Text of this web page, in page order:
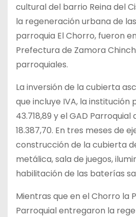
cultural del barrio Reina del
la regeneración urbana de
parroquia El Chorro, fueron
Prefectura de Zamora
parroquiales.
La inversión de la cubierta
que incluye IVA, la institución
43.718,89 y el GAD Parroquial
18.387,70. En tres meses de
construcción de la cubierta
metálica, sala de juegos,
habilitación de las baterías
Mientras que en el Chorro la
Parroquial entregaron la